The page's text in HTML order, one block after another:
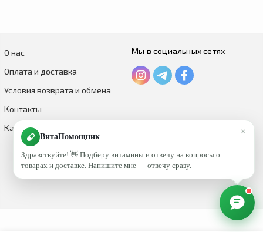
О нас
Оплата и доставка
Условия возврата и обмена
Контакты
Каталог по брендам
Мы в социальных сетях
×
ВитаПомощник
Здравствуйте! 👋 Подберу витамины и отвечу на вопросы о
товарах и доставке. Напишите мне — отвечу сразу.